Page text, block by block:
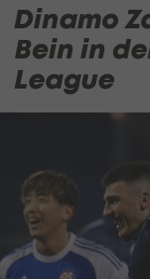
Dinamo
Bein in
League